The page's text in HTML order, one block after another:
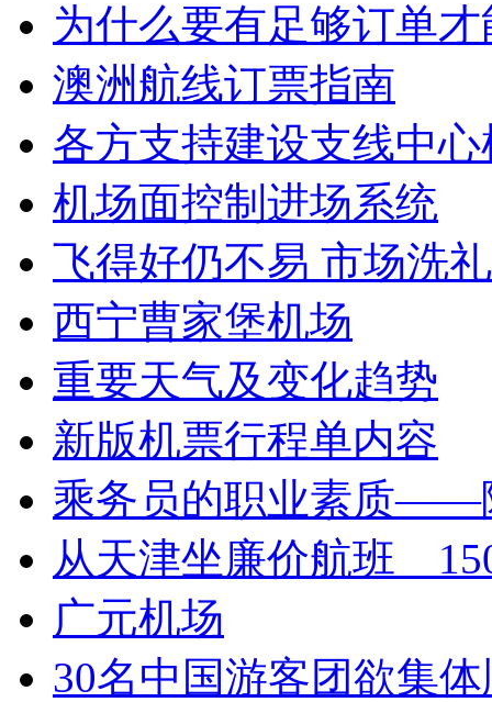
为什么要有足够订单
澳洲航线订票指南
各方支持建设支线中
机场面控制进场系统
飞得好仍不易 市场洗
西宁曹家堡机场
重要天气及变化趋势
新版机票行程单内容
乘务员的职业素质——
从天津坐廉价航班
广元机场
30名中国游客团欲集